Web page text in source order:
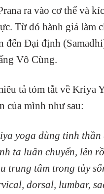
ra vào cơ thể và
Từ đó hành giả làm
đến Đại định
Vô Cùng.
tả tóm tắt về Kriya
của mình như sau:
yoga dùng tinh thần
ta luân chuyển, lên
trung tâm trong tủy
dorsal, lumbar,